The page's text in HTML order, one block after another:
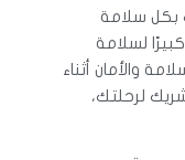
بكل سلامة
لسلامة
والأمان أثناء
لرحلتك،